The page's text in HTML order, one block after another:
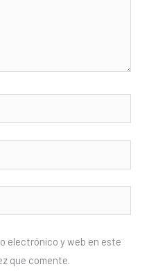
electrónico y web en este
que comente.